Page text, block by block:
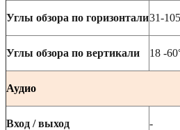
Углы обзора по горизонтали31-
Углы обзора по вертикали 18 -
Аудио
Вход / выход -